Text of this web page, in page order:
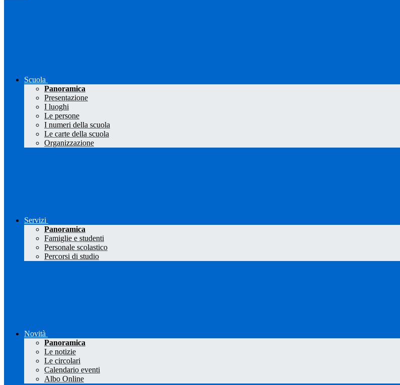
Scuola
Panoramica
Presentazione
I luoghi
Le persone
I numeri della scuola
Le carte della scuola
Organizzazione
Servizi
Panoramica
Famiglie e studenti
Personale scolastico
Percorsi di studio
Novità
Panoramica
Le notizie
Le circolari
Calendario eventi
Albo Online